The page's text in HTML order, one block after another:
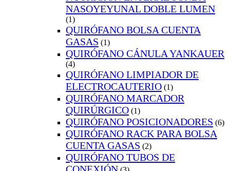
NASOYEYUNAL DOBLE LUMEN
(1)
QUIRÓFANO BOLSA CUENTA
GASAS (1)
QUIRÓFANO CÁNULA YANKAUER
(4)
QUIRÓFANO LIMPIADOR DE
ELECTROCAUTERIO (1)
QUIRÓFANO MARCADOR
QUIRÚRGICO (1)
QUIRÓFANO POSICIONADORES (6)
QUIRÓFANO RACK PARA BOLSA
CUENTA GASAS (2)
QUIRÓFANO TUBOS DE